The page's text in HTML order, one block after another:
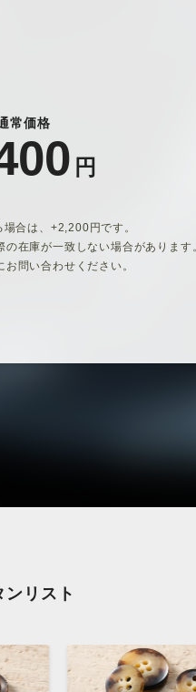
常価格
円
合は、+2,200円です。
の在庫が一致しない場合があります。
お問い合わせください。
ンリスト